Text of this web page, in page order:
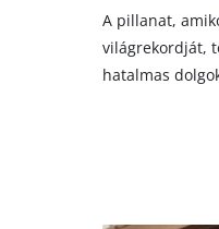
A pillanat,
világrekordját,
hatalmas